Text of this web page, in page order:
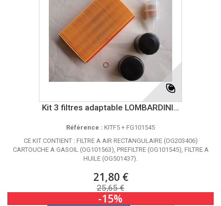
Kit 3 filtres adaptable LOMBARDINI...
Référence : KITF5 + FG101545
CE KIT CONTIENT : FILTRE A AIR RECTANGULAIRE (OG203406)
CARTOUCHE A GASOIL (OG101563), PREFILTRE (OG101545), FILTRE A
HUILE (OG501437).
21,80 €
25,65 €
-15%